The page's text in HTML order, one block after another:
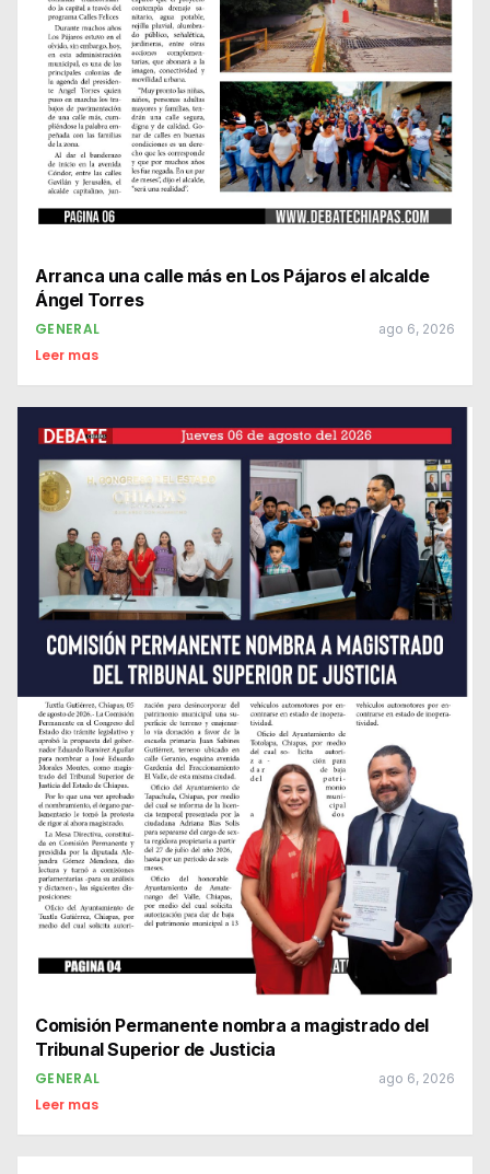
Arranca una calle más en Los Pájaros el alcalde
Ángel Torres
GENERAL ago 6, 2026
Leer mas
Comisión Permanente nombra a magistrado del
Tribunal Superior de Justicia
GENERAL ago 6, 2026
Leer mas